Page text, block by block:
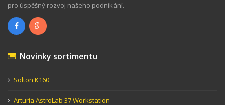
pro úspěšný rozvoj našeho podnikání.
Novinky sortimentu
Solton K160
Arturia AstroLab 37 Workstation